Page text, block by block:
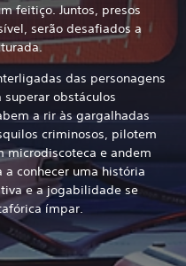
feitiço. Juntos, presos
serão desafiados a
das personagens
obstáculos
a rir às gargalhadas
criminosos, pilotem
microdiscoteca e andem
conhecer uma história
e a jogabilidade se
ímpar.